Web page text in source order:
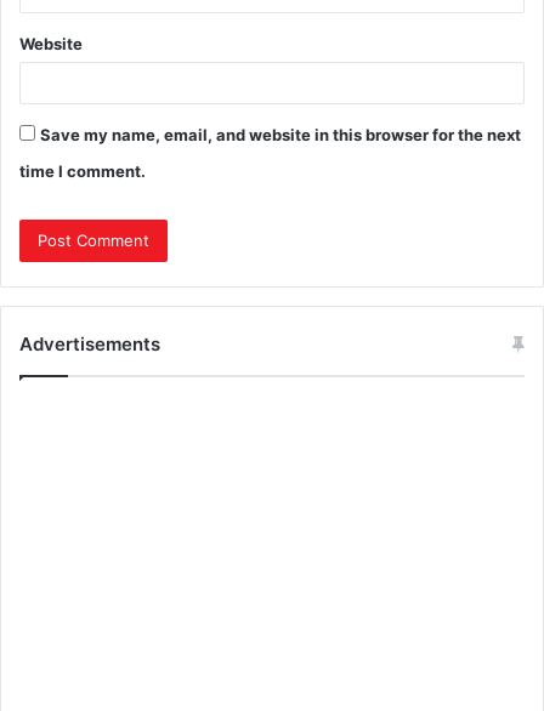
Website
Save my name, email, and website in this browser for the next
time I comment.
Advertisements